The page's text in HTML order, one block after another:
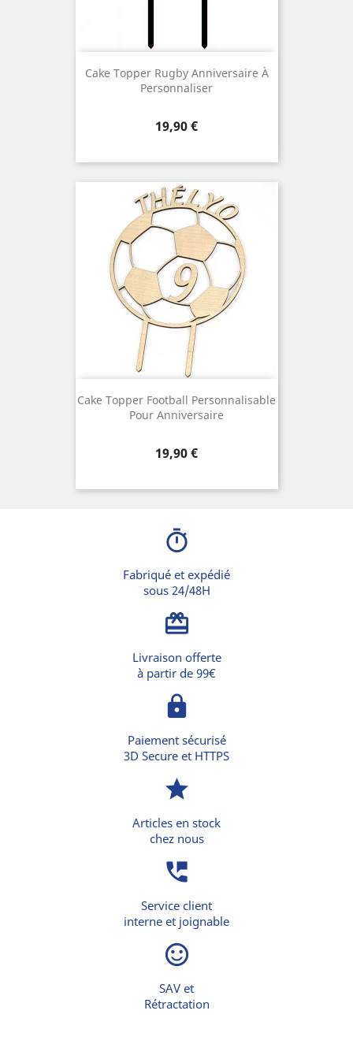
Cake Topper Rugby Anniversaire À
Personnaliser
Prix
19,90 €
Cake Topper Football Personnalisable
Pour Anniversaire
Prix
19,90 €
timer
Fabriqué et expédié
sous 24/48H
card_giftcard
Livraison offerte
à partir de 99€
lock
Paiement sécurisé
3D Secure et HTTPS
star
Articles en stock
chez nous
perm_phone_msg
Service client
interne et joignable
sentiment_satisfied_alt
SAV et
Rétractation